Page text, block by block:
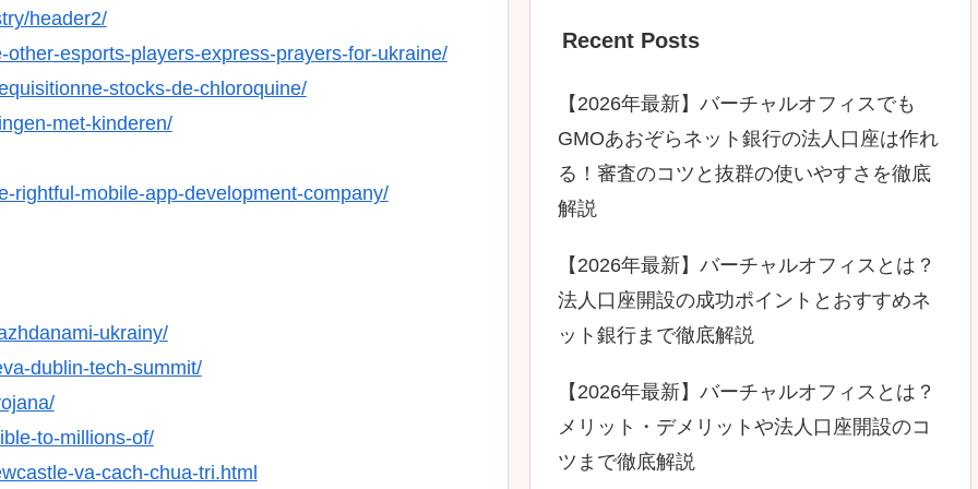
header2/
esports-players-express-prayers-for-ukraine/
stocks-de-chloroquine/
met-kinderen/
rightful-mobile-app-development-company/
ukrainy/
dublin-tech-summit/
to-millions-of/
va-cach-chua-tri.html
Recent Posts
【2026年最新】バーチャルオフィスでも
GMOあおぞらネット銀行の法人口座は作れ
る！審査のコツと抜群の使いやすさを徹底
解説
【2026年最新】バーチャルオフィスとは？
法人口座開設の成功ポイントとおすすめネ
ット銀行まで徹底解説
【2026年最新】バーチャルオフィスとは？
メリット・デメリットや法人口座開設のコ
ツまで徹底解説